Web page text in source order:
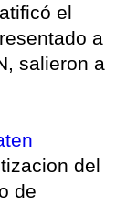
el
a
salieron a
del
de